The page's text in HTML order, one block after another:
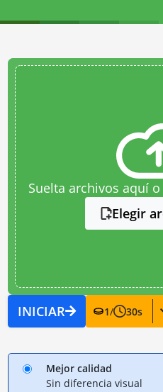
Suelta archivos aquí
Elegir
INICIAR 1/ 30s
Mejor calidad
Sin diferencia visual